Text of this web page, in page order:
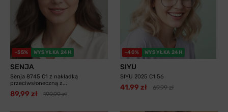
-55% WYSYŁKA 24H
SENJA
Senja 8745 C1 z nakładką
przeciwsłoneczną z...
89,99 zł 199,99 zł
-40% WYSYŁKA 24H
SIYU
SIYU 2025 C1 56
41,99 zł 69,99 zł